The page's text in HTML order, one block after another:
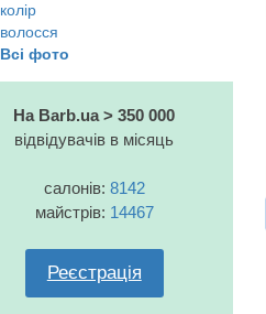
колір
волосся
Всі фото
На Barb.ua > 350 000
відвідувачів в місяць
салонів: 8142
майстрів: 14467
Реєстрація